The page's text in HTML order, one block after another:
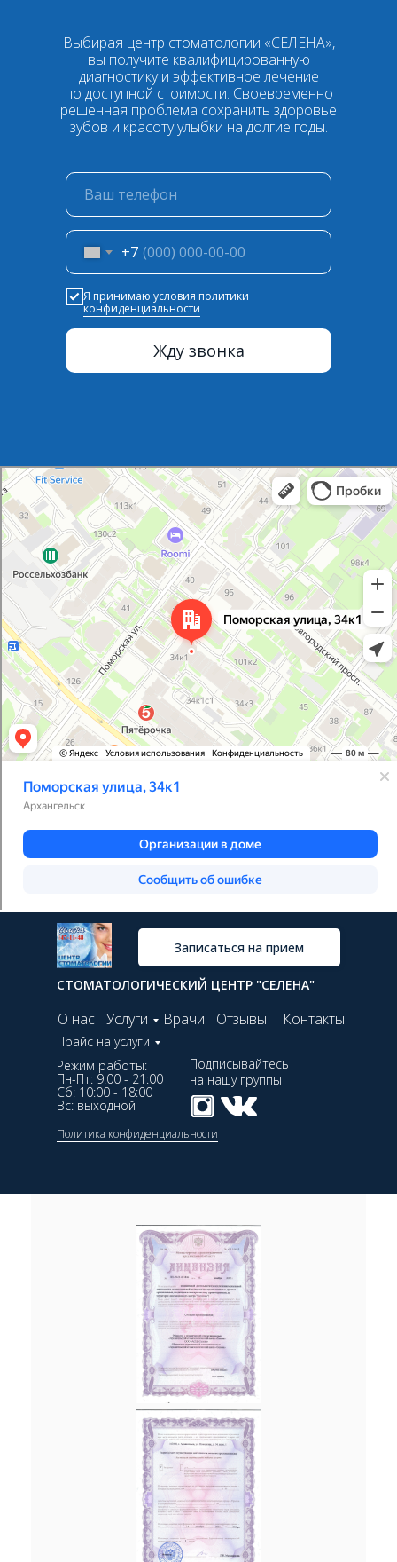
Выбирая центр стоматологии «СЕЛЕНА»,
вы получите квалифицированную
диагностику и эффективное лечение
по доступной стоимости. Своевременно
решенная проблема сохранить здоровье
зубов и красоту улыбки на долгие годы.
+7
Я принимаю условия политики
конфиденциальности
Жду звонка
Архангельск
Поморская улица, 34к1 на карте Архангельска — Яндекс Карты
О нас Услуги Врачи Отзывы Контакты
Подписывайтесь
на нашу группы
Ул. Поморская 34, к.1, 2 этаж,
6 вход.
Записаться на прием
Режим работы:
Пн-Пт: 9:00 - 21:00
Сб: 10:00 - 18:00
Вс: выходной
СТОМАТОЛОГИЧЕСКИЙ ЦЕНТР "СЕЛЕНА"
Политика конфиденциальности
Прайс на услуги